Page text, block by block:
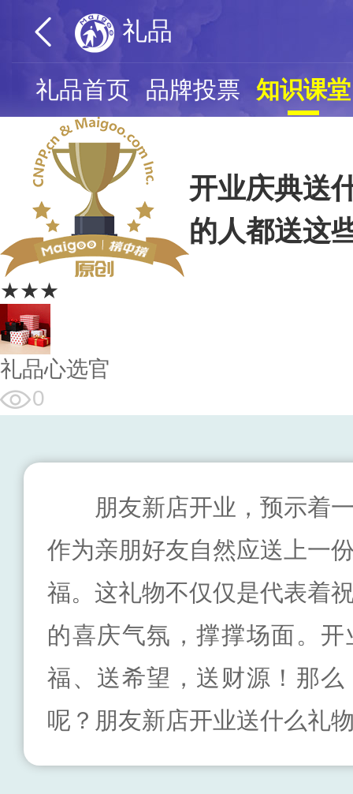
礼品
礼品首页 品牌投票 知识课堂
★★★
开业庆典送
的人都送这
礼品心选官
0
朋友新店开业，预示着
作为亲朋好友自然应送上一
福。这礼物不仅仅是代表着
的喜庆气氛，撑撑场面。
福、送希望，送财源！那
呢？朋友新店开业送什么礼